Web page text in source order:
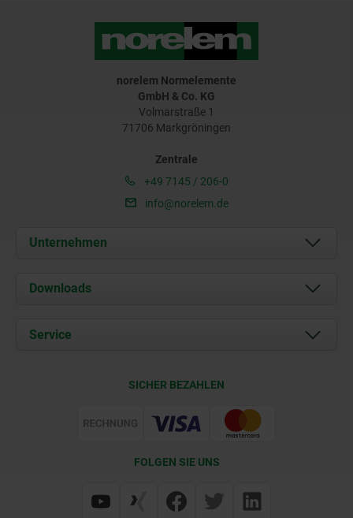
norelem Normelemente
GmbH & Co. KG
Volmarstraße 1
71706 Markgröningen
Zentrale
+49 7145 / 206-0
info@norelem.de
Unternehmen
Über uns
Karriere
Downloads
Service
Web Support
SICHER BEZAHLEN
FOLGEN SIE UNS